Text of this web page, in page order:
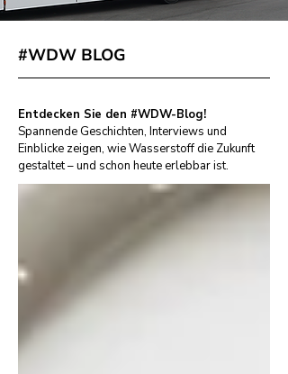
#WDW BLOG
Entdecken Sie den #WDW-Blog!
Spannende Geschichten, Interviews und
Einblicke zeigen, wie Wasserstoff die Zukunft
gestaltet – und schon heute erlebbar ist.​